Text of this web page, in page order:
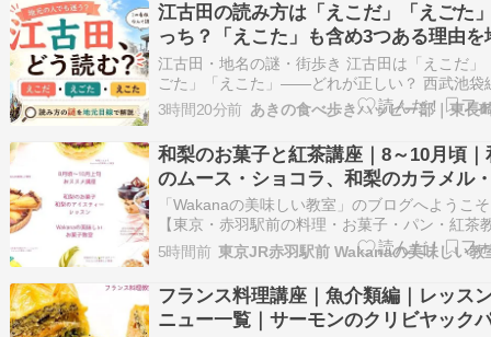
江古田の読み方は「えこだ」「えごた
っち？「えこた」も含め3つある理由を
目線で解説
江古田・地名の謎・街歩き 江古田は「えこだ」
ごた」「えこた」――どれが正しい？ 西武池袋
江古田駅は「えこだ」。ところが、少し離れた
大江戸線の新江古田駅は「しんえごた」です。
に地元で話を聞くと、「昔はえごたと言った」
ちではえこただった」など、世代や育った場所
3時間20分前
和梨のお菓子と紅茶講座｜8～10月頃｜
のムース・ショコラ、和梨のカラメル
ラン・タルト他
「Wakanaの美味しい教室」のブログへようこ
【東京・赤羽駅前の料理・お菓子・パン・紅茶
室】池袋9分、新宿14分、大宮15分、渋谷20分
京16分、浜松町24分好アクセス！ 【プライベ
ッスン専門】お菓子・料理・パン・紅茶のマン
マンレッスン♪親子やお友達との2…
5時間前
フランス料理講座｜魚介類編｜レッス
ニュー一覧｜サーモンのクリビヤック